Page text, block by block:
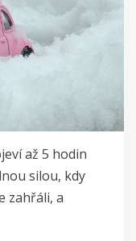
až 5 hodin
silou, kdy
zahřáli, a